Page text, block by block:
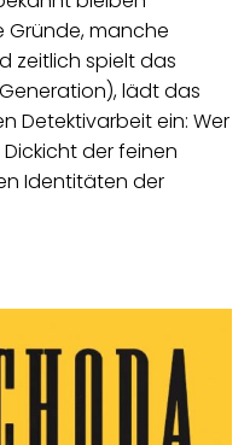
manche
zeitlich spielt das
lädt das
Detektivarbeit ein: Wer
der feinen
Identitäten der